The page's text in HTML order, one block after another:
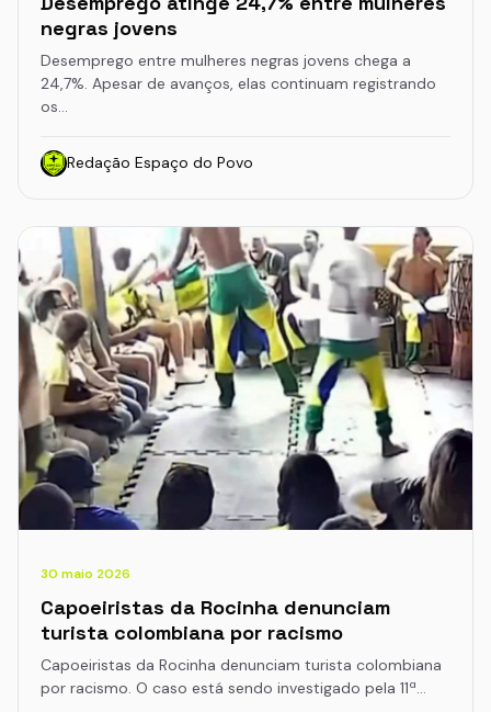
negras jovens
Desemprego entre mulheres negras jovens chega a
24,7%. Apesar de avanços, elas continuam registrando
os…
Redação Espaço do Povo
30 maio 2026
Capoeiristas da Rocinha denunciam
turista colombiana por racismo
Capoeiristas da Rocinha denunciam turista colombiana
por racismo. O caso está sendo investigado pela 11ª…